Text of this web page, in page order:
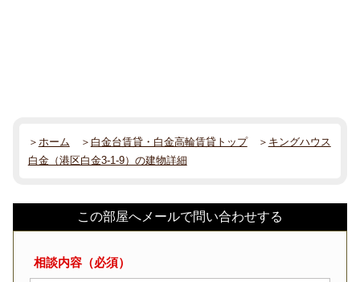
＞ ホーム ＞ 白金台賃貸・白金高輪賃貸トップ＞ キングハウス
白金（港区白金3-1-9）の建物詳細
この部屋へメールで問い合わせする
相談内容（必須）